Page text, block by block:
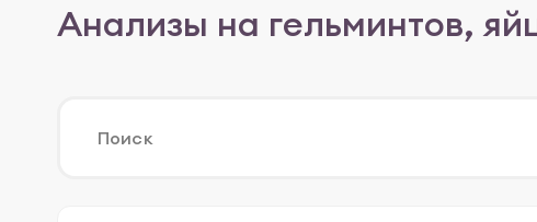
Анализы на гельминтов,